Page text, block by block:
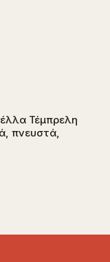
Τέμπρελη
πνευστά,